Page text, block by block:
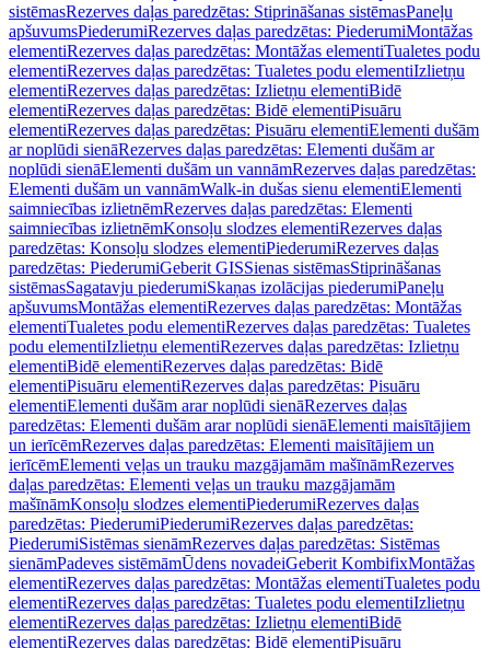
sistēmasRezerves daļas paredzētas: Stiprināšanas sistēmasPaneļu
apšuvumsPiederumiRezerves daļas paredzētas: PiederumiMontāžas
elementiRezerves daļas paredzētas: Montāžas elementiTualetes podu
elementiRezerves daļas paredzētas: Tualetes podu elementiIzlietņu
elementiRezerves daļas paredzētas: Izlietņu elementiBidē
elementiRezerves daļas paredzētas: Bidē elementiPisuāru
elementiRezerves daļas paredzētas: Pisuāru elementiElementi dušām
ar noplūdi sienāRezerves daļas paredzētas: Elementi dušām ar
noplūdi sienāElementi dušām un vannāmRezerves daļas paredzētas:
Elementi dušām un vannāmWalk-in dušas sienu elementiElementi
saimniecības izlietnēmRezerves daļas paredzētas: Elementi
saimniecības izlietnēmKonsoļu slodzes elementiRezerves daļas
paredzētas: Konsoļu slodzes elementiPiederumiRezerves daļas
paredzētas: PiederumiGeberit GISSienas sistēmasStiprināšanas
sistēmasSagatavju piederumiSkaņas izolācijas piederumiPaneļu
apšuvumsMontāžas elementiRezerves daļas paredzētas: Montāžas
elementiTualetes podu elementiRezerves daļas paredzētas: Tualetes
podu elementiIzlietņu elementiRezerves daļas paredzētas: Izlietņu
elementiBidē elementiRezerves daļas paredzētas: Bidē
elementiPisuāru elementiRezerves daļas paredzētas: Pisuāru
elementiElementi dušām arar noplūdi sienāRezerves daļas
paredzētas: Elementi dušām arar noplūdi sienāElementi maisītājiem
un ierīcēmRezerves daļas paredzētas: Elementi maisītājiem un
ierīcēmElementi veļas un trauku mazgājamām mašīnāmRezerves
daļas paredzētas: Elementi veļas un trauku mazgājamām
mašīnāmKonsoļu slodzes elementiPiederumiRezerves daļas
paredzētas: PiederumiPiederumiRezerves daļas paredzētas:
PiederumiSistēmas sienāmRezerves daļas paredzētas: Sistēmas
sienāmPadeves sistēmāmŪdens novadeiGeberit KombifixMontāžas
elementiRezerves daļas paredzētas: Montāžas elementiTualetes podu
elementiRezerves daļas paredzētas: Tualetes podu elementiIzlietņu
elementiRezerves daļas paredzētas: Izlietņu elementiBidē
elementiRezerves daļas paredzētas: Bidē elementiPisuāru